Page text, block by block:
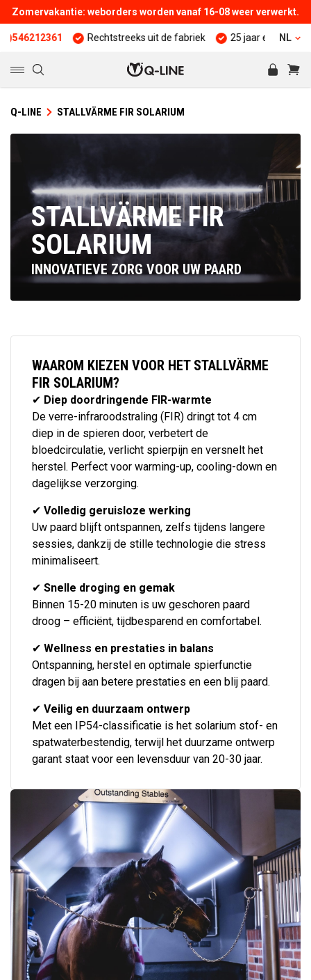
Zomervakantie: weborders worden vanaf 16-08 weer verwerkt.
Rechtstreeks uit de fabriek 25 jaar ervaring Kwaliteit
NL
Q-LINE STALLVÄRME FIR SOLARIUM
STALLVÄRME FIR
SOLARIUM
INNOVATIEVE ZORG VOOR UW PAARD
WAAROM KIEZEN VOOR HET STALLVÄRME
FIR SOLARIUM?
✔ Diep doordringende FIR-warmte
De verre-infraroodstraling (FIR) dringt tot 4 cm
diep in de spieren door, verbetert de
bloedcirculatie, verlicht spierpijn en versnelt het
herstel. Perfect voor warming-up, cooling-down en
dagelijkse verzorging.
✔ Volledig geruisloze werking
Uw paard blijft ontspannen, zelfs tijdens langere
sessies, dankzij de stille technologie die stress
minimaliseert.
✔ Snelle droging en gemak
Binnen 15-20 minuten is uw geschoren paard
droog – efficiënt, tijdbesparend en comfortabel.
✔ Wellness en prestaties in balans
Ontspanning, herstel en optimale spierfunctie
dragen bij aan betere prestaties en een blij paard.
✔ Veilig en duurzaam ontwerp
Met een IP54-classificatie is het solarium stof- en
spatwaterbestendig, terwijl het duurzame ontwerp
garant staat voor een levensduur van 20-30 jaar.